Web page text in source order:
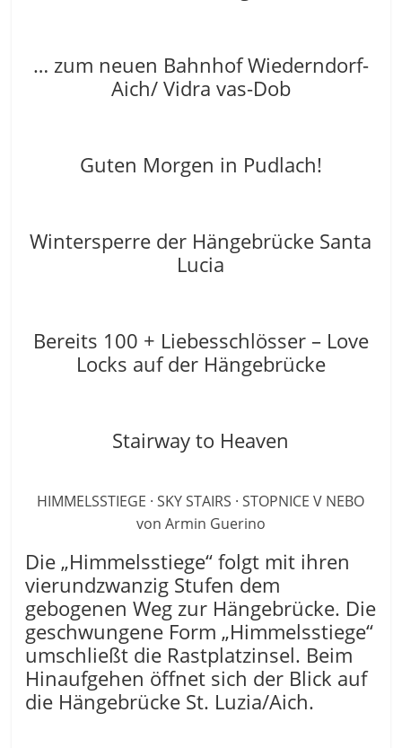
… zum neuen Bahnhof Wiederndorf-
Aich/ Vidra vas-Dob
Guten Morgen in Pudlach!
Wintersperre der Hängebrücke Santa
Lucia
Bereits 100 + Liebesschlösser – Love
Locks auf der Hängebrücke
Stairway to Heaven
HIMMELSSTIEGE · SKY STAIRS · STOPNICE V NEBO
von Armin Guerino
Die „Himmelsstiege“ folgt mit ihren
vierundzwanzig Stufen dem
gebogenen Weg zur Hängebrücke. Die
geschwungene Form „Himmelsstiege“
umschließt die Rastplatzinsel. Beim
Hinaufgehen öffnet sich der Blick auf
die Hängebrücke St. Luzia/Aich.